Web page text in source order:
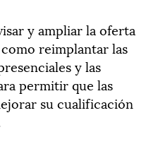
y ampliar la oferta
reimplantar las
y las
permitir que las
su cualificación